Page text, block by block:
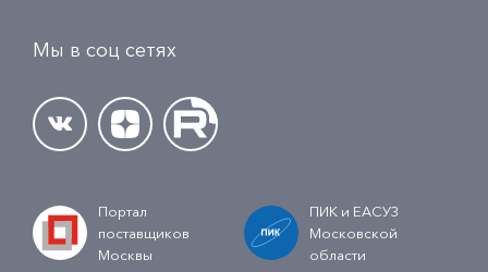
Мы в соц сетях
Портал
поставщиков
Москвы
ПИК и ЕАСУЗ
Московской
области